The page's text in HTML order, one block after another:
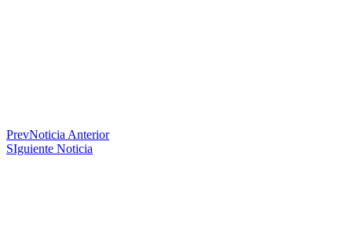
PrevNoticia Anterior
SIguiente Noticia